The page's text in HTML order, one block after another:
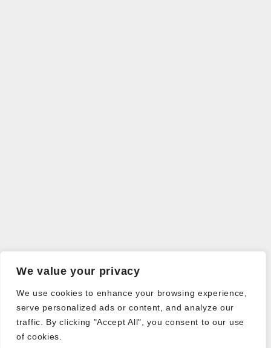
We value your privacy
We use cookies to enhance your browsing experience,
serve personalized ads or content, and analyze our
traffic. By clicking "Accept All", you consent to our use
of cookies.